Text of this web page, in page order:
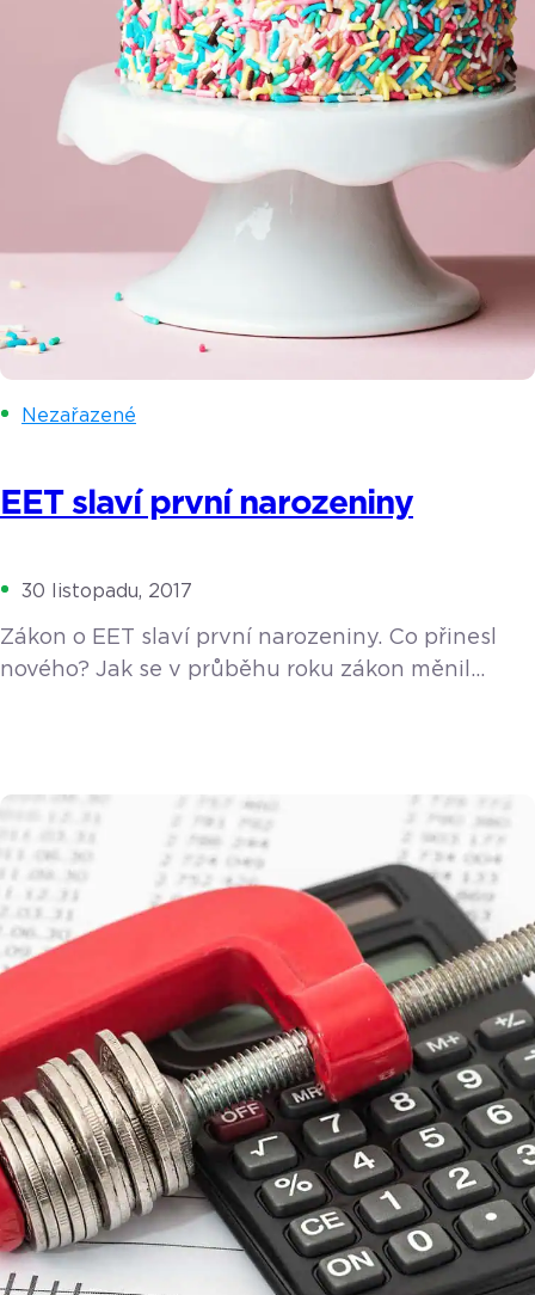
Nezařazené
EET slaví první narozeniny
30 listopadu, 2017
Zákon o EET slaví první narozeniny. Co přinesl
nového? Jak se v průběhu roku zákon měnil
sb. o Elektronické evidenci tržeb (EET). Co
přinesl nového? Jak se v průběhu roku zákon
měnil a jaké padly nejvyšší pokuty? Pojďme si rok
s EET […]